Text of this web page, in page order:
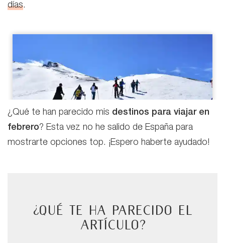
días.
¿Qué te han parecido mis destinos para viajar en
febrero? Esta vez no he salido de España para
mostrarte opciones top. ¡Espero haberte ayudado!
¿Qué te ha parecido el
artículo?